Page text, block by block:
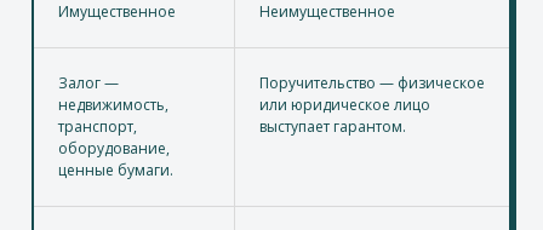
Имущественное Неимущественное
Залог —
недвижимость,
транспорт,
оборудование,
ценные бумаги.
Поручительство — физическое
или юридическое лицо
выступает гарантом.